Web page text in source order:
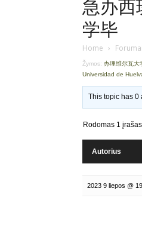
急办西
学毕
Home › Forumai
Žymos: 办理维尔瓦大
Universidad de
This topic has
Rodomas 1
Autorius
2023 9 liepos @